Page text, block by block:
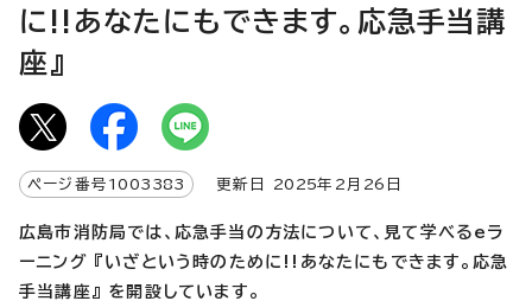
に!!あなたにもできます。応急手当講
座』
ページ番号 1003383 更新日 2025年2月 26 日
広島市消防局では、応急手当の方法について、見て学べるeラ
ーニング
『いざという時のために!!あなたにもできます。応急
手当講座』 を開設しています。